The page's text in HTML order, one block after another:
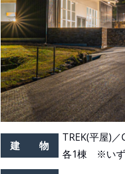
建 物
TREK(平屋)
各1棟 ※いず